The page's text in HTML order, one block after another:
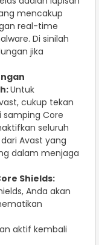
mencakup
real-time
Di sinilah
jika
Untuk
cukup tekan
samping Core
seluruh
Avast yang
dalam menjaga
Shields:
Anda akan
aktif kembali